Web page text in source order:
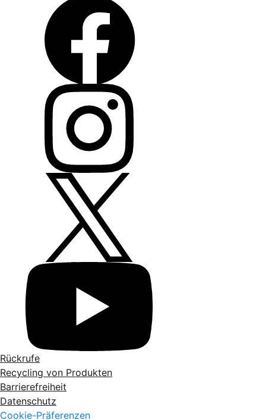
Rückrufe
Recycling von Produkten
Barrierefreiheit
Datenschutz
Cookie-Präferenzen